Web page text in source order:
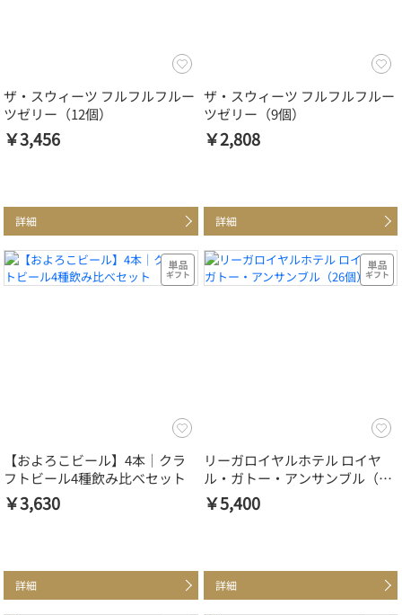
ザ・スウィーツ フルフルフルー
ツゼリー（12個）
￥3,456
詳細
ザ・スウィーツ フルフルフルー
ツゼリー（9個）
￥2,808
詳細
【およろこビール】4本｜クラ
フトビール4種飲み比べセット
￥3,630
詳細
リーガロイヤルホテル ロイヤ
ル・ガトー・アンサンブル（26
個）
￥5,400
詳細